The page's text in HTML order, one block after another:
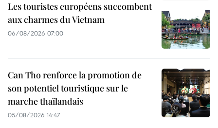
Les touristes européens succombent
aux charmes du Vietnam
06/08/2026 07:00
Can Tho renforce la promotion de
son potentiel touristique sur le
marche thaïlandais
05/08/2026 14:47